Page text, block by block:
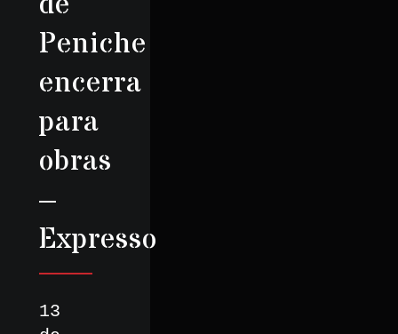
Peniche
encerra
para
obras
–
Expresso
13